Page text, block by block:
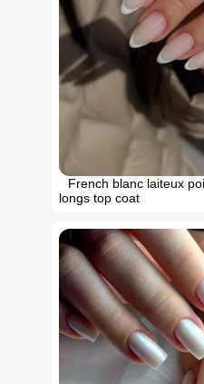
French blanc laiteux
longs top coat